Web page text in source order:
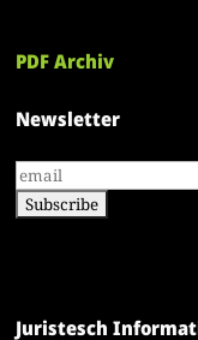
PDF Archiv
Newsletter
Juristesch